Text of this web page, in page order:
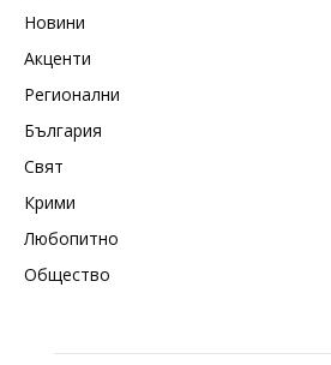
Новини
Акценти
Регионални
България
Свят
Крими
Любопитно
Общество